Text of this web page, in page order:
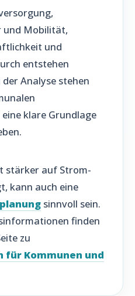
und Mobilität,
und
entstehen
Analyse stehen
klare Grundlage
stärker auf Strom-
kann auch eine
sinnvoll sein.
finden
zu
Kommunen und